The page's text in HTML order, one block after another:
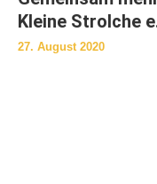
Kleine Strolche
27. August 2020